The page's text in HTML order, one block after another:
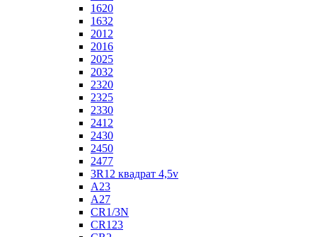
1620
1632
2012
2016
2025
2032
2320
2325
2330
2412
2430
2450
2477
3R12 квадрат 4,5v
A23
A27
CR1/3N
CR123